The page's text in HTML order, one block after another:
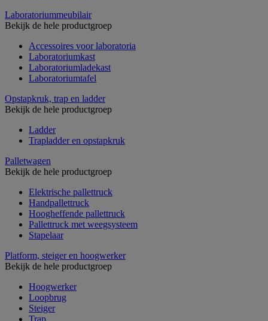
Laboratoriummeubilair
Bekijk de hele productgroep
Accessoires voor laboratoria
Laboratoriumkast
Laboratoriumladekast
Laboratoriumtafel
Opstapkruk, trap en ladder
Bekijk de hele productgroep
Ladder
Trapladder en opstapkruk
Palletwagen
Bekijk de hele productgroep
Elektrische pallettruck
Handpallettruck
Hoogheffende pallettruck
Pallettruck met weegsysteem
Stapelaar
Platform, steiger en hoogwerker
Bekijk de hele productgroep
Hoogwerker
Loopbrug
Steiger
Trap